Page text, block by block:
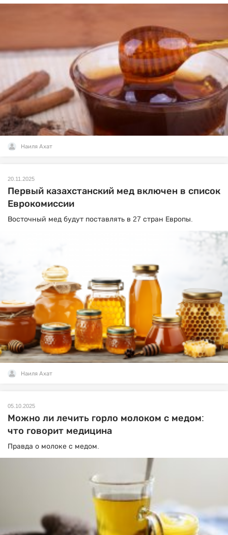
Наиля Ахат
20.11.2025
Первый казахстанский мед включен в список
Еврокомиссии
Восточный мед будут поставлять в 27 стран Европы.
Наиля Ахат
05.10.2025
Можно ли лечить горло молоком с медом:
что говорит медицина
Правда о молоке с медом.